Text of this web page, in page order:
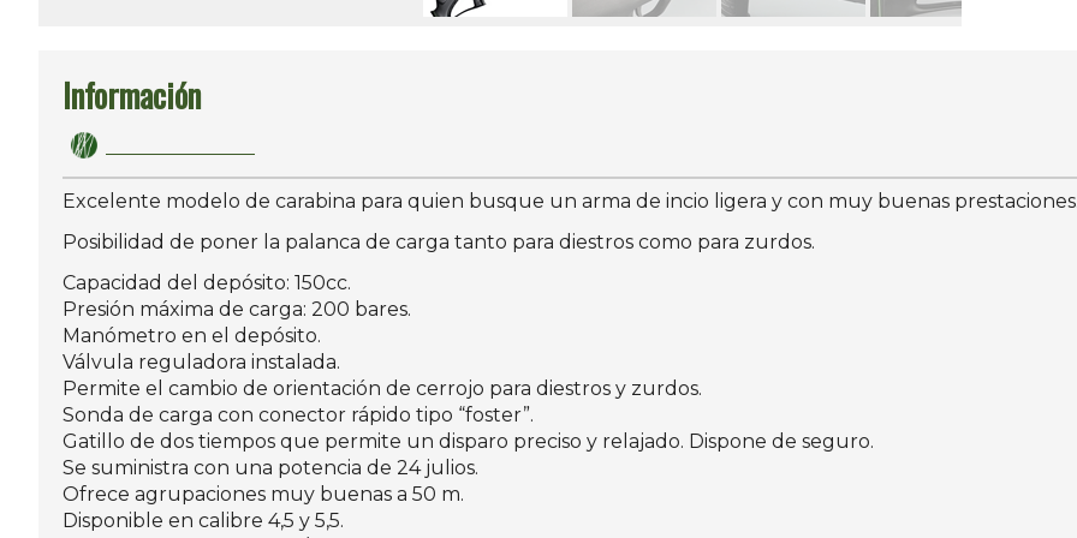
Información
Excelente modelo de carabina para quien busque un arma de incio ligera y con muy buenas
Posibilidad de poner la palanca de carga tanto para diestros como para zurdos.
Capacidad del depósito: 150cc.
Presión máxima de carga: 200 bares.
Manómetro en el depósito.
Válvula reguladora instalada.
Permite el cambio de orientación de cerrojo para diestros y zurdos.
Sonda de carga con conector rápido tipo “foster”.
Gatillo de dos tiempos que permite un disparo preciso y relajado. Dispone de seguro.
Se suministra con una potencia de 24 julios.
Ofrece agrupaciones muy buenas a 50 m.
Disponible en calibre 4,5 y 5,5.